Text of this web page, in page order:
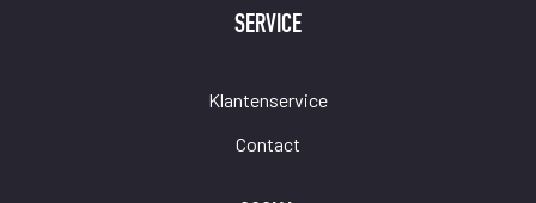
SERVICE
Klantenservice
Contact